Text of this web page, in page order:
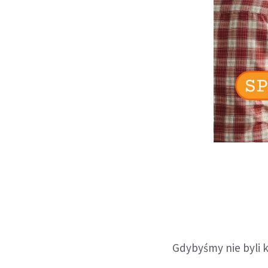
Gdybyśmy nie byli